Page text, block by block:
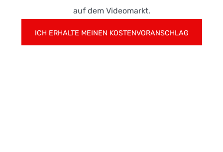
auf dem Videomarkt.
ICH ERHALTE MEINEN KOSTENVORANSCHLAG